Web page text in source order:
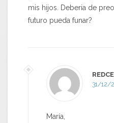
mis hijos. Deberia de
futuro pueda funar?
31/12/
María,